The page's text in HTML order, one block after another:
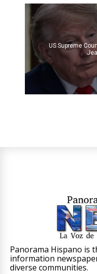
US Supreme
Panorama Hispano is
information
diverse communities.